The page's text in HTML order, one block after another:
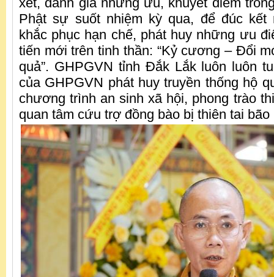
Phật sự suốt nhiệm kỳ qua, để đúc kết
khắc phục hạn chế, phát huy những ưu
tiến mới trên tinh thần: “Kỷ cương – Đổi
quả”. GHPGVN tỉnh Đắk Lắk luôn luôn
của GHPGVN phát huy truyền thống hộ
chương trình an sinh xã hội, phong trào
quan tâm cứu trợ đồng bào bị thiên tai